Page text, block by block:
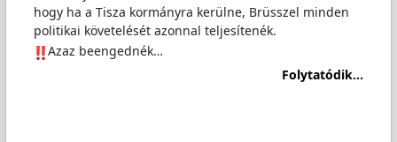
hogy ha a Tisza kormányra kerülne, Brüsszel minden
politikai követelését azonnal teljesítenék.
️Azaz beengednék…
Folytatódik...